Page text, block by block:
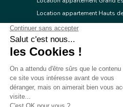
Location appartement Hauts
Location appartement Ile de
Location appartement Centre
Location appartement Occitanie
Location appartement
Location appartement Corse